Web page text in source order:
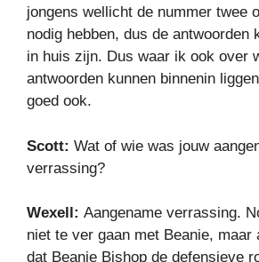
jongens wellicht de nummer twee
nodig hebben, dus de antwoorden
in huis zijn. Dus waar ik ook over
antwoorden kunnen binnenin
goed ook.
Scott: Wat of wie was jouw
verrassing?
Wexell: Aangename verrassing.
niet te ver gaan met Beanie,
dat Beanie Bishop de defensieve